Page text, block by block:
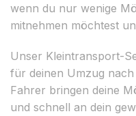
wenn du nur wenige
mitnehmen möchtest
Unser Kleintransport-
für deinen Umzug
Fahrer bringen deine
und schnell an dein